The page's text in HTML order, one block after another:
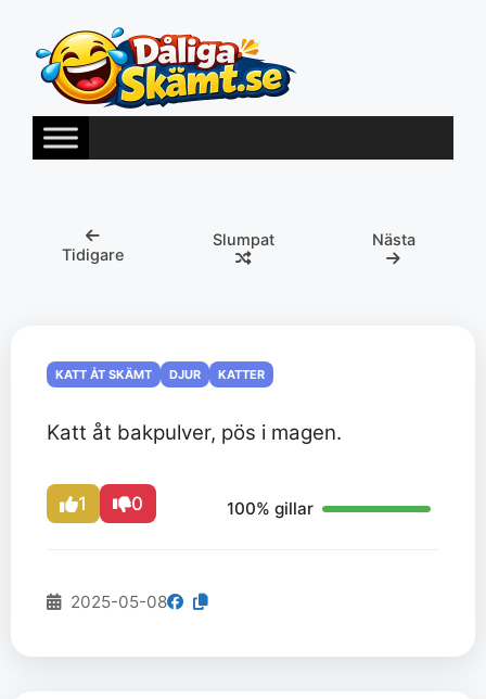
innehåll
Tidigare
Slumpat Nästa
KATT ÅT SKÄMT DJUR KATTER
Katt åt bakpulver, pös i magen.
1 0 100% gillar
2025-05-08